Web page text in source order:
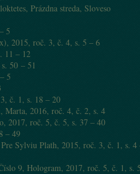
Prázdna streda, Sloveso
5
2015, roč. 3, č. 4, s. 5 – 6
11 – 12
50 – 51
5
č. 1, s. 18 – 20
2016, roč. 4, č. 2, s. 4
2017, roč. 5, č. 5, s. 37 – 40
– 49
Sylviu Plath, 2015, roč. 3, č. 1, s. 4
9, Hologram, 2017, roč. 5, č. 1, s.